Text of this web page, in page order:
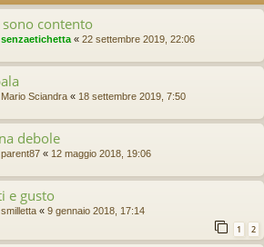
contento
senzaetichetta « 22 settembre 2019, 22:06
Mario Sciandra « 18 settembre 2019, 7:50
debole
parent87 « 12 maggio 2018, 19:06
e gusto
smilletta « 9 gennaio 2018, 17:14
1 2